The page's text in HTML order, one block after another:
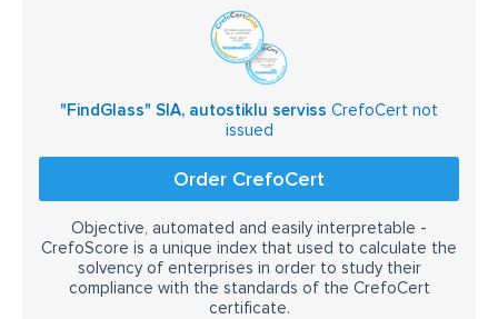
"FindGlass" SIA, autostiklu serviss CrefoCert not
issued
Order CrefoCert
Objective, automated and easily interpretable -
CrefoScore is a unique index that used to calculate the
solvency of enterprises in order to study their
compliance with the standards of the CrefoCert
certificate.